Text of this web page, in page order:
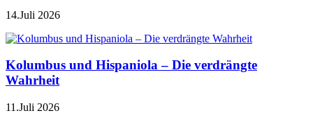
14.Juli 2026
Kolumbus und Hispaniola – Die verdrängte
Wahrheit
11.Juli 2026